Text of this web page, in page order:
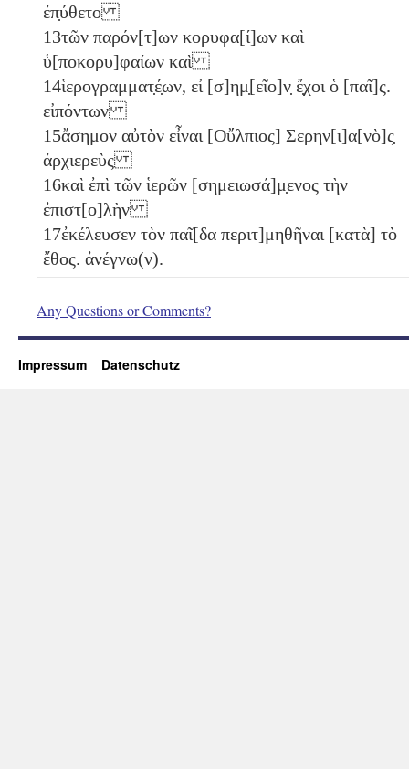
ἐπ̣ύθετο
13τῶν παρόν[τ]ων κορυφα[ί]ων καὶ
ὑ[ποκορυ]φαίων καὶ
14ἱερογραμματ̣έ̣ων, εἰ [σ]ημ̣[εῖο]ν̣ ἔ̣χοι ὁ [παῖ]ς.
εἰπόντων
15ἄσημον αὐτὸν εἶναι [Οὔλπιος] Σερην[ι]α[νὸ]ς̣
ἀρχιερεὺς
16καὶ ἐπὶ τῶν ἱερῶν [σημειωσά]μ̣ενος τὴν
ἐπιστ[ο]λὴν
17ἐκέλευσεν τὸν παῖ[δα περιτ]μηθῆναι [κατὰ] τὸ
ἔθος. ἀνέγνω(ν).
Any Questions or Comments?
Impressum Datenschutz